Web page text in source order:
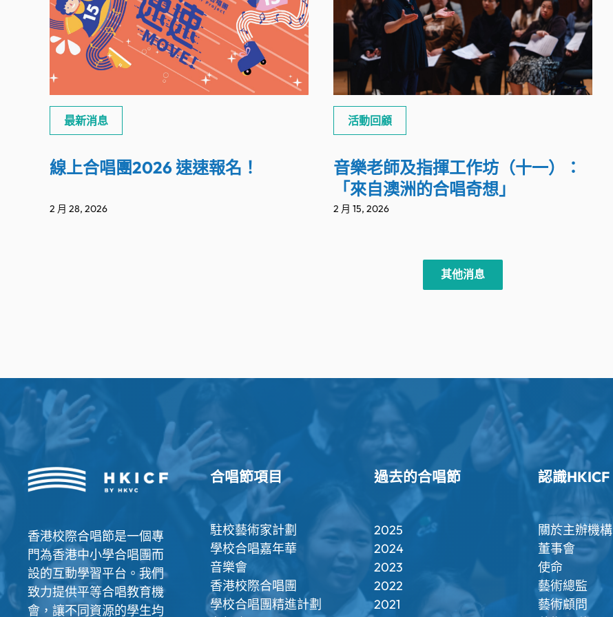
最新消息
線上合唱團2026 速速報名！
2 月 28, 2026
活動回顧
音樂老師及指揮工作坊（十一）：
「來自澳洲的合唱奇想」
2 月 15, 2026
其他消息
香港校際合唱節是一個專
門為香港中小學合唱團而
設的互動學習平台。我們
致力提供平等合唱教育機
會，讓不同資源的學生均
合唱節項目
駐校藝術家計劃
學校合唱嘉年華
音樂會
香港校際合唱團
學校合唱團精進計劃
過去的合唱節
2025
2024
2023
2022
2021
認識HKICF
關於主辦機構
董事會
使命
藝術總監
藝術顧問